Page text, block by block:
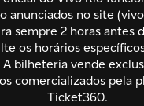
anunciados no site
sempre 2 horas antes
os horários
bilheteria vende
comercializados pela
Ticket360.